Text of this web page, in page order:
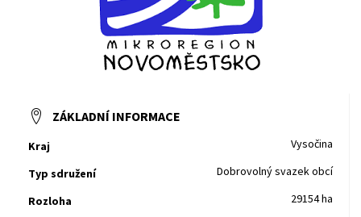
ZÁKLADNÍ INFORMACE
Kraj Vysočina
Typ sdružení Dobrovolný svazek obcí
Rozloha 29154 ha